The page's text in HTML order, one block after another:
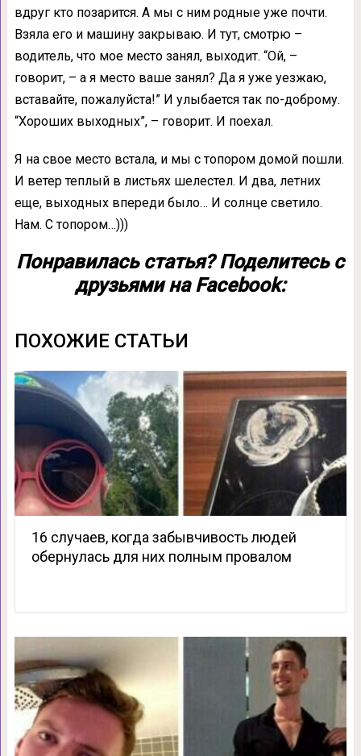
вдруг кто позарится. А мы с ним родные уже почти.
Взяла его и машину закрываю. И тут, смотрю –
водитель, что мое место занял, выходит. “Ой, –
говорит, – а я место ваше занял? Да я уже уезжаю,
вставайте, пожалуйста!” И улыбается так по-доброму.
“Хороших выходных”, – говорит. И поехал.
Я на свое место встала, и мы с топором домой пошли.
И ветер теплый в листьях шелестел. И два, летних
еще, выходных впереди было… И солнце светило.
Нам. С топором…)))
Понравилась статья? Поделитесь с
друзьями на Facebook:
ПОХОЖИЕ СТАТЬИ
16 случаев, когда забывчивость людей
обернулась для них полным провалом